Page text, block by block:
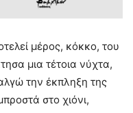
μέρος, κόκκο, του
μια τέτοια νύχτα,
την έκπληξη της
στο χιόνι,